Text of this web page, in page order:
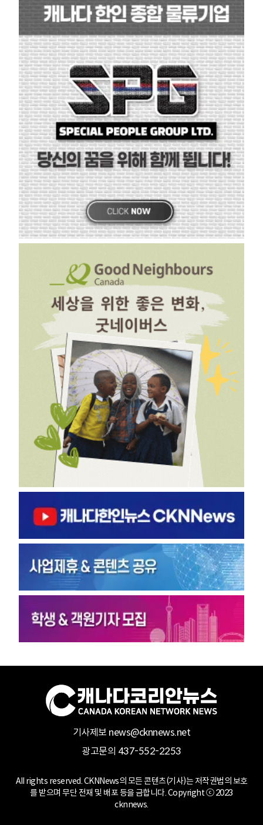
기사제보 news@cknnews.net
광고문의 437-552-2253
All rights reserved. CKNNews의 모든 콘텐츠(기사)는 저작권법의 보호
를 받으며 무단 전재 및 배포 등을 금합니다. Copyright ⓒ 2023
cknnews.